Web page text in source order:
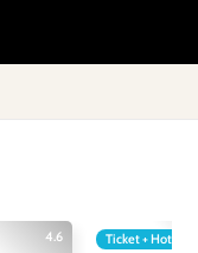
4.6 Ticket + Hotel